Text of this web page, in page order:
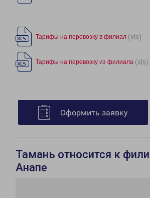
Тарифы на перевозку в филиал (xls)
Тарифы на перевозку из филиала (xls)
Оформить заявку
Тамань относится к
Анапе